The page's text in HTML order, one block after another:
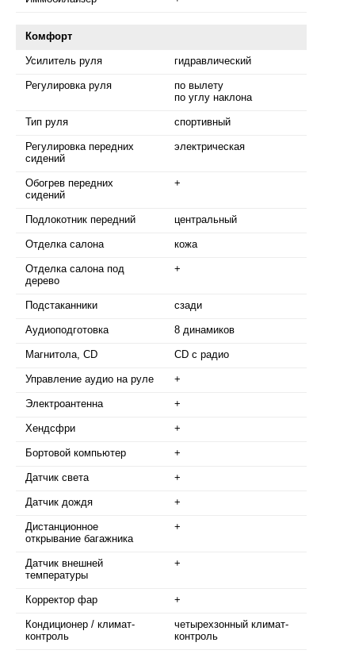
Комфорт
Усилитель руля гидравлический
Регулировка руля
по вылету
по углу наклона
Тип руля спортивный
Регулировка передних
сидений
электрическая
Обогрев передних
сидений
+
Подлокотник передний центральный
Отделка салона кожа
Отделка салона под
дерево
+
Подстаканники сзади
Аудиоподготовка 8 динамиков
Магнитола, CD CD с радио
Управление аудио на руле +
Электроантенна +
Хендсфри +
Бортовой компьютер +
Датчик света +
Датчик дождя +
Дистанционное
открывание багажника
+
Датчик внешней
температуры
+
Корректор фар +
Кондиционер / климат-
контроль
четырехзонный климат-
контроль